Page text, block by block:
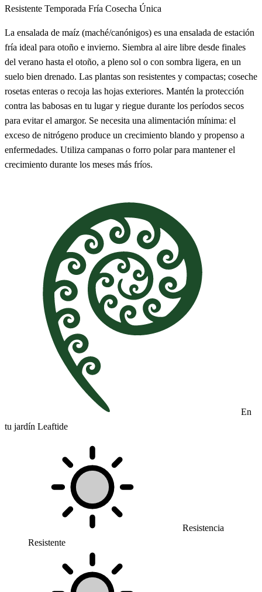
Resistente Temporada Fría Cosecha Única
La ensalada de maíz (maché/canónigos) es una ensalada de estación
fría ideal para otoño e invierno. Siembra al aire libre desde finales
del verano hasta el otoño, a pleno sol o con sombra ligera, en un
suelo bien drenado. Las plantas son resistentes y compactas; coseche
rosetas enteras o recoja las hojas exteriores. Mantén la protección
contra las babosas en tu lugar y riegue durante los períodos secos
para evitar el amargor. Se necesita una alimentación mínima: el
exceso de nitrógeno produce un crecimiento blando y propenso a
enfermedades. Utiliza campanas o forro polar para mantener el
crecimiento durante los meses más fríos.
En
tu jardín Leaftide
Resistencia
Resistente